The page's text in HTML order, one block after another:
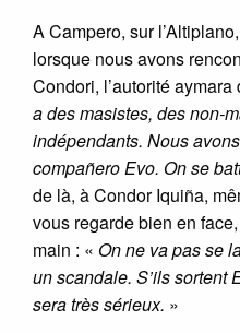
A Campero, sur
lorsque nous avons
Condori, l’autorité
a des masistes, des non-
indépendants. Nous
compañero Evo. On se
de là, à Condor Iquiña,
vous regarde bien en
main : « On ne va pas se
un scandale. S’ils sortent
sera très sérieux. »